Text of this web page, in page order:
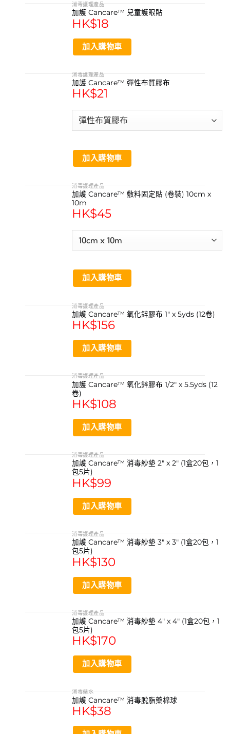
消毒護理產品
加護 Cancare™ 兒童護眼貼
HK$18
加入購物車
消毒護理產品
加護 Cancare™ 彈性布質膠布
HK$21
加入購物車
消毒護理產品
加護 Cancare™ 敷料固定貼 (卷裝) 10cm x
10m
HK$45
加入購物車
消毒護理產品
加護 Cancare™ 氧化鋅膠布 1″ x 5yds (12卷)
HK$156
加入購物車
消毒護理產品
加護 Cancare™ 氧化鋅膠布 1/2″ x 5.5yds (12
卷)
HK$108
加入購物車
消毒護理產品
加護 Cancare™ 消毒紗墊 2″ x 2″ (1盒20包，1
包5片)
HK$99
加入購物車
消毒護理產品
加護 Cancare™ 消毒紗墊 3″ x 3″ (1盒20包，1
包5片)
HK$130
加入購物車
消毒護理產品
加護 Cancare™ 消毒紗墊 4″ x 4″ (1盒20包，1
包5片)
HK$170
加入購物車
消毒藥水
加護 Cancare™ 消毒脫脂藥棉球
HK$38